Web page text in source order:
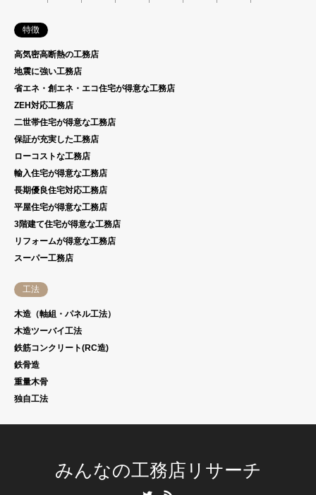
特徴
高気密高断熱の工務店
地震に強い工務店
省エネ・創エネ・エコ住宅が得意な工務店
ZEH対応工務店
二世帯住宅が得意な工務店
保証が充実した工務店
ローコストな工務店
輸入住宅が得意な工務店
長期優良住宅対応工務店
平屋住宅が得意な工務店
3階建て住宅が得意な工務店
リフォームが得意な工務店
スーパー工務店
工法
木造（軸組・パネル工法）
木造ツーバイ工法
鉄筋コンクリート(RC造)
鉄骨造
重量木骨
独自工法
みんなの工務店リサーチ